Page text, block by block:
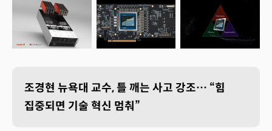
조경현 뉴욕대 교수, 틀 깨는 사고 강조… “힘
집중되면 기술 혁신 멈춰”